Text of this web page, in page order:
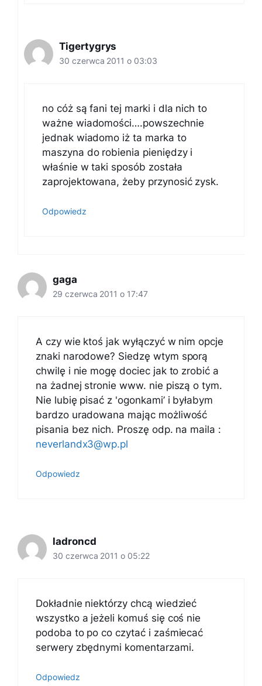
Tigertygrys
30 czerwca 2011 o 03:03
no cóż są fani tej marki i dla nich to
ważne wiadomości….powszechnie
jednak wiadomo iż ta marka to
maszyna do robienia pieniędzy i
właśnie w taki sposób została
zaprojektowana, żeby przynosić zysk.
Odpowiedz
gaga
29 czerwca 2011 o 17:47
A czy wie ktoś jak wyłączyć w nim opcje
znaki narodowe? Siedzę wtym sporą
chwilę i nie mogę dociec jak to zrobić a
na żadnej stronie www. nie piszą o tym.
Nie lubię pisać z 'ogonkami’ i byłabym
bardzo uradowana mając możliwość
pisania bez nich. Proszę odp. na maila :
neverlandx3@wp.pl
Odpowiedz
ladroncd
30 czerwca 2011 o 05:22
Dokładnie niektórzy chcą wiedzieć
wszystko a jeżeli komuś się coś nie
podoba to po co czytać i zaśmiecać
serwery zbędnymi komentarzami.
Odpowiedz